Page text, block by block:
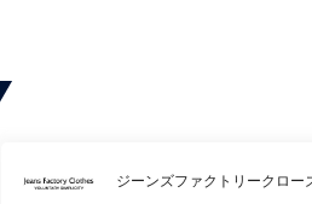
ジーンズファクトリークロー